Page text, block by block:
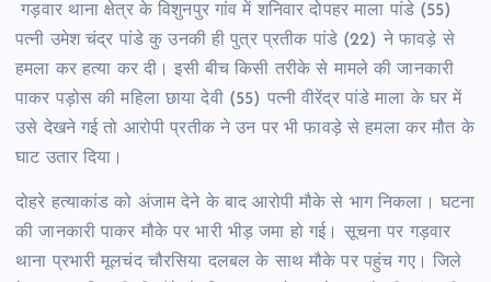
गड़वार थाना क्षेत्र के विशुनपुर गांव में शनिवार दोपहर माला पांडे (55)
पत्नी उमेश चंद्र पांडे कु उनकी ही पुत्र प्रतीक पांडे (22) ने फावड़े से
हमला कर हत्या कर दी। इसी बीच किसी तरीके से मामले की जानकारी
पाकर पड़ोस की महिला छाया देवी (55) पत्नी वीरेंद्र पांडे माला के घर में
उसे देखने गई तो आरोपी प्रतीक ने उन पर भी फावड़े से हमला कर मौत के
घाट उतार दिया।
दोहरे हत्याकांड को अंजाम देने के बाद आरोपी मौके से भाग निकला। घटना
की जानकारी पाकर मौके पर भारी भीड़ जमा हो गई। सूचना पर गड़वार
थाना प्रभारी मूलचंद चौरसिया दलबल के साथ मौके पर पहुंच गए। जिले